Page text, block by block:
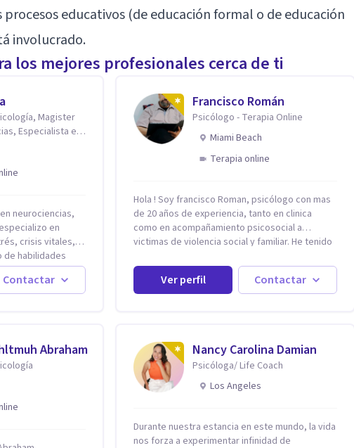
educativos (de educación formal o de educación
involucrado.
los mejores profesionales cerca de ti
Magister
Especialista en
en
crisis vitales,
de habilidades
además
Contactar
Francisco Román
Psicólogo - Terapia Online
Miami Beach
Terapia online
Hola ! Soy francisco Roman, psicólogo con mas
de 20 años de experiencia, tanto en clinica
como en acompañamiento psicosocial a
victimas de violencia social y familiar. He tenido
familias en todos los espacios y esto me ha
dado un una variedad de aprendizajes que
ahora pongo a tu disposicion. En la actualidad
sesión lo acordamos en el primer contacto
Ver perfil Contactar
Abraham Nancy Carolina Damian
Psicóloga/ Life Coach
Los Angeles
Durante nuestra estancia en este mundo, la vida
nos forza a experimentar infinidad de